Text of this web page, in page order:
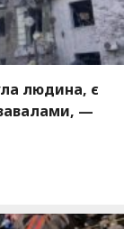
людина, є
—